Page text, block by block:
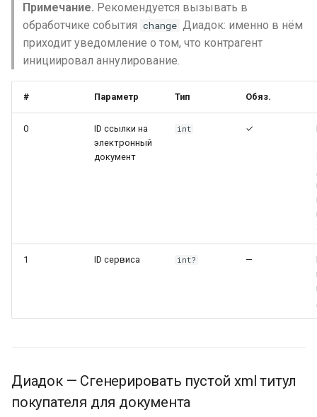
Примечание. Рекомендуется вызывать в
обработчике события change Диадок: именно в нём
приходит уведомление о том, что контрагент
инициировал аннулирование.
# Параметр Тип Обяз.
0
ID ссылки на
электронный
документ
int ✓
1 ID сервиса int? —
Диадок — Сгенерировать пустой xml титул
покупателя для документа